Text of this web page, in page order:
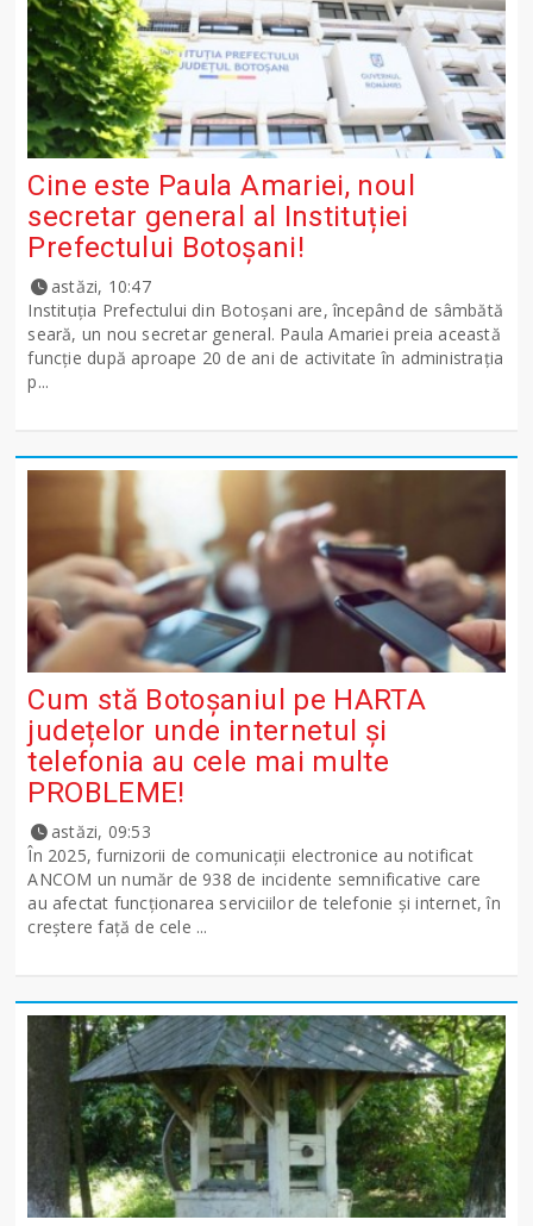
Cine este Paula Amariei, noul
secretar general al Instituției
Prefectului Botoșani!
astăzi, 10:47
Instituția Prefectului din Botoșani are, începând de sâmbătă
seară, un nou secretar general. Paula Amariei preia această
funcție după aproape 20 de ani de activitate în administrația
p...
Cum stă Botoșaniul pe HARTA
județelor unde internetul și
telefonia au cele mai multe
PROBLEME!
astăzi, 09:53
În 2025, furnizorii de comunicații electronice au notificat
ANCOM un număr de 938 de incidente semnificative care
au afectat funcționarea serviciilor de telefonie și internet, în
creștere față de cele ...